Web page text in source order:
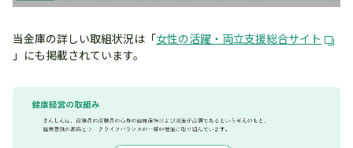
当金庫の詳しい取組状況は「女性の活躍・両立支援総合サイト
」にも掲載されています。